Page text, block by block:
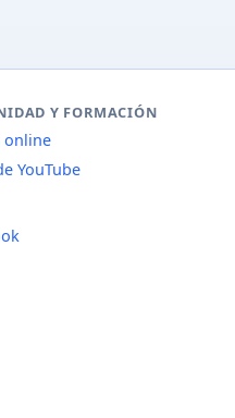
Y FORMACIÓN
online
YouTube